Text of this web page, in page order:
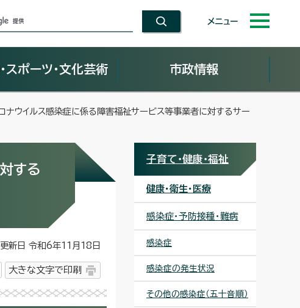
メニュー
スポーツ・文化芸術 市政情報
ウイルス感染症に係る障害福祉サービス等事業者に対するサー
する
新日 令和6年11月18日
大きな文字で印刷
子育て・健康・福祉
健康・衛生・医療
感染症・予防接種・難病
感染症
感染症の発生状況
その他の感染症（五十音順）